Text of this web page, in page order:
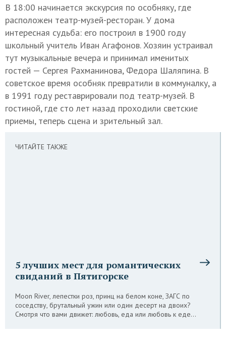
В 18:00 начинается экскурсия по особняку, где
расположен театр-музей-ресторан. У дома
интересная судьба: его построил в 1900 году
школьный учитель Иван Агафонов. Хозяин устраивал
тут музыкальные вечера и принимал именитых
гостей — Сергея Рахманинова, Федора Шаляпина. В
советское время особняк превратили в коммуналку, а
в 1991 году реставрировали под театр-музей. В
гостиной, где сто лет назад проходили светские
приемы, теперь сцена и зрительный зал.
ЧИТАЙТЕ ТАКЖЕ
5 лучших мест для романтических
свиданий в Пятигорске
Moon River, лепестки роз, принц на белом коне, ЗАГС по
соседству, брутальный ужин или один десерт на двоих?
Смотря что вами движет: любовь, еда или любовь к еде…